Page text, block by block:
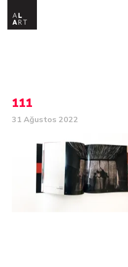
111
31 Ağustos 2022